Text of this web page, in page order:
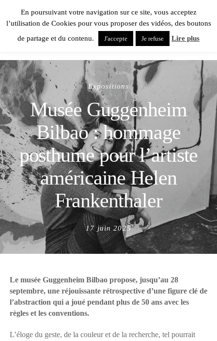
Expositions
Musée Guggenheim
Bilbao : hommage
posthume pour l’artiste
américaine Helen
Frankenthaler
Posted
on
17 juin 2025
Le musée Guggenheim Bilbao propose, jusqu’au 28
septembre, une réjouissante rétrospective d’une figure clé de
l’abstraction qui a joué pendant plus de 50 ans avec les
règles et les conventions.
L’éloge du geste, de la couleur et de la recherche, tel pourrait
En poursuivant votre navigation sur ce site, vous acceptez
l’utilisation de Cookies pour vous proposer des vidéos, des boutons
de partage et du contenu.
J'accepte Je refuse Lire plus